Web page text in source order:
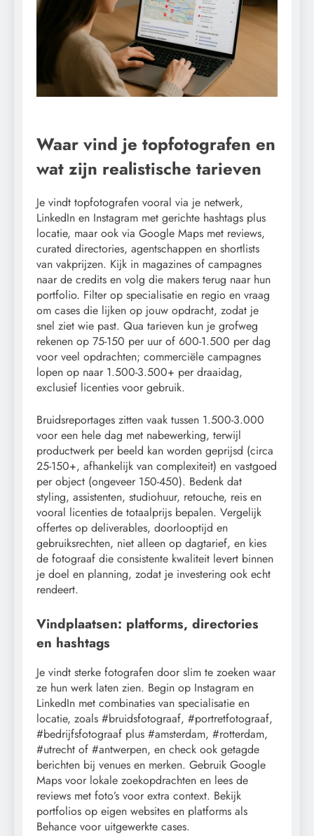
Waar vind je topfotografen en
wat zijn realistische tarieven
Je vindt topfotografen vooral via je netwerk,
LinkedIn en Instagram met gerichte hashtags plus
locatie, maar ook via Google Maps met reviews,
curated directories, agentschappen en shortlists
van vakprijzen. Kijk in magazines of campagnes
naar de credits en volg die makers terug naar hun
portfolio. Filter op specialisatie en regio en vraag
om cases die lijken op jouw opdracht, zodat je
snel ziet wie past. Qua tarieven kun je grofweg
rekenen op 75-150 per uur of 600-1.500 per dag
voor veel opdrachten; commerciële campagnes
lopen op naar 1.500-3.500+ per draaidag,
exclusief licenties voor gebruik.
Bruidsreportages zitten vaak tussen 1.500-3.000
voor een hele dag met nabewerking, terwijl
productwerk per beeld kan worden geprijsd (circa
25-150+, afhankelijk van complexiteit) en vastgoed
per object (ongeveer 150-450). Bedenk dat
styling, assistenten, studiohuur, retouche, reis en
vooral licenties de totaalprijs bepalen. Vergelijk
offertes op deliverables, doorlooptijd en
gebruiksrechten, niet alleen op dagtarief, en kies
de fotograaf die consistente kwaliteit levert binnen
je doel en planning, zodat je investering ook echt
rendeert.
Vindplaatsen: platforms, directories
en hashtags
Je vindt sterke fotografen door slim te zoeken waar
ze hun werk laten zien. Begin op Instagram en
LinkedIn met combinaties van specialisatie en
locatie, zoals #bruidsfotograaf, #portretfotograaf,
#bedrijfsfotograaf plus #amsterdam, #rotterdam,
#utrecht of #antwerpen, en check ook getagde
berichten bij venues en merken. Gebruik Google
Maps voor lokale zoekopdrachten en lees de
reviews met foto’s voor extra context. Bekijk
portfolios op eigen websites en platforms als
Behance voor uitgewerkte cases.